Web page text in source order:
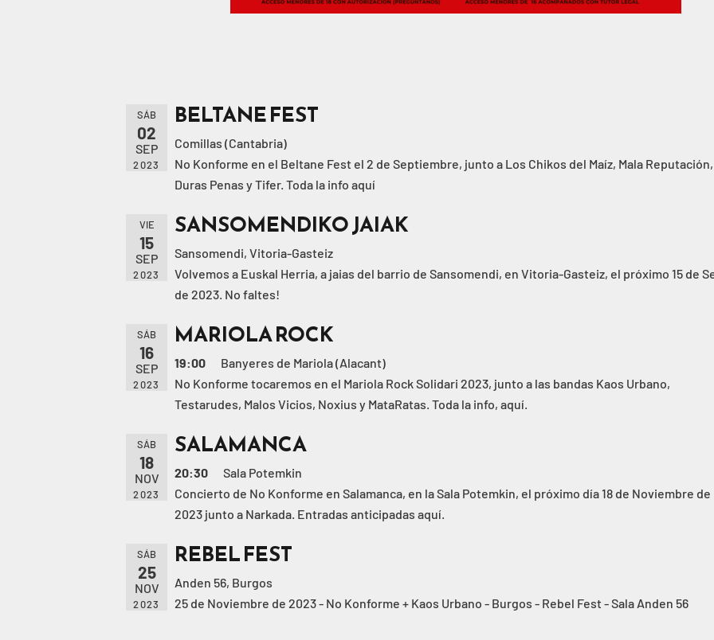
SÁB
02
SEP
2023
BELTANE FEST
Comillas (Cantabria)
No Konforme en el Beltane Fest el 2 de Septiembre, junto a Los Chikos del Maíz, Mala
Duras Penas y Tifer. Toda la info aquí
VIE
15
SEP
2023
SANSOMENDIKO JAIAK
Sansomendi, Vitoria-Gasteiz
Volvemos a Euskal Herria, a jaias del barrio de Sansomendi, en Vitoria-Gasteiz, el próximo 15 de
de 2023. No faltes!
SÁB
16
SEP
2023
MARIOLA ROCK
19:00
Banyeres de Mariola (Alacant)
No Konforme tocaremos en el Mariola Rock Solidari 2023, junto a las bandas Kaos Urbano,
Testarudes, Malos Vicios, Noxius y MataRatas. Toda la info, aquí.
SÁB
18
NOV
2023
SALAMANCA
20:30
Sala Potemkin
Concierto de No Konforme en Salamanca, en la Sala Potemkin, el próximo día 18 de Noviembre de
2023 junto a Narkada. Entradas anticipadas aquí.
SÁB
25
NOV
2023
REBEL FEST
Anden 56, Burgos
25 de Noviembre de 2023 - No Konforme + Kaos Urbano - Burgos - Rebel Fest - Sala Anden 56